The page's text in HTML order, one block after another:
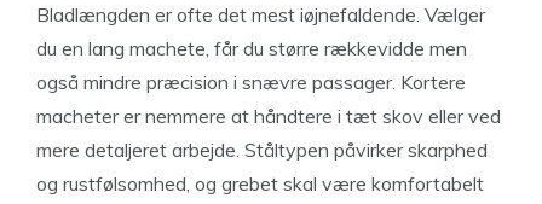
Bladlængden er ofte det mest iøjnefaldende. Vælger
du en lang machete, får du større rækkevidde men
også mindre præcision i snævre passager. Kortere
macheter er nemmere at håndtere i tæt skov eller ved
mere detaljeret arbejde. Ståltypen påvirker skarphed
og rustfølsomhed, og grebet skal være komfortabelt